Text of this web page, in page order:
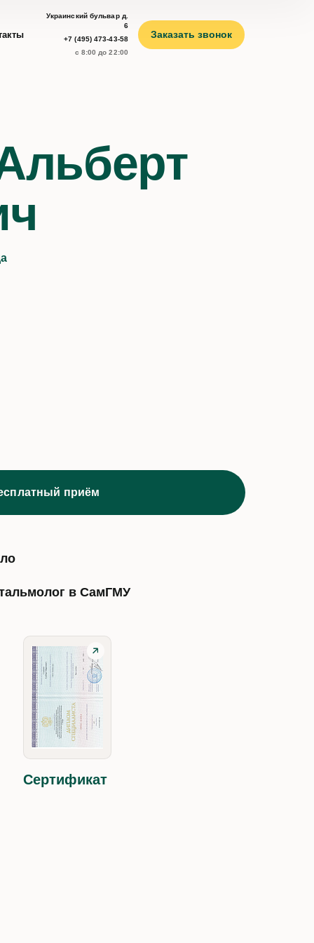
Украинский бульвар д.
6
+7 (495) 473-43-58
с 8:00 до 22:00
Заказать звонок
приём
в СамГМУ
Сертификат